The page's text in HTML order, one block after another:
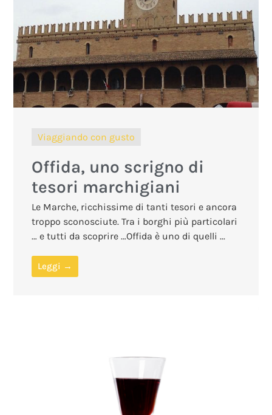
Viaggiando con gusto
Offida, uno scrigno di
tesori marchigiani
Le Marche, ricchissime di tanti tesori e ancora
troppo sconosciute. Tra i borghi più particolari
… e tutti da scoprire …Offida è uno di quelli ...
Leggi →